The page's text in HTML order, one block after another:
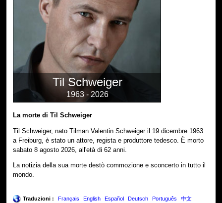
Til Schweiger
1963 - 2026
La morte di Til Schweiger
Til Schweiger, nato Tilman Valentin Schweiger il 19 dicembre 1963
a Freiburg, è stato un attore, regista e produttore tedesco. È morto
sabato 8 agosto 2026, all'età di 62 anni.
La notizia della sua morte destò commozione e sconcerto in tutto il
mondo.
Traduzioni : Français English Español Deutsch Português 中文